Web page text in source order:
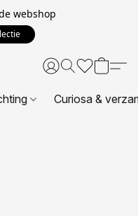
webshop
Curiosa &